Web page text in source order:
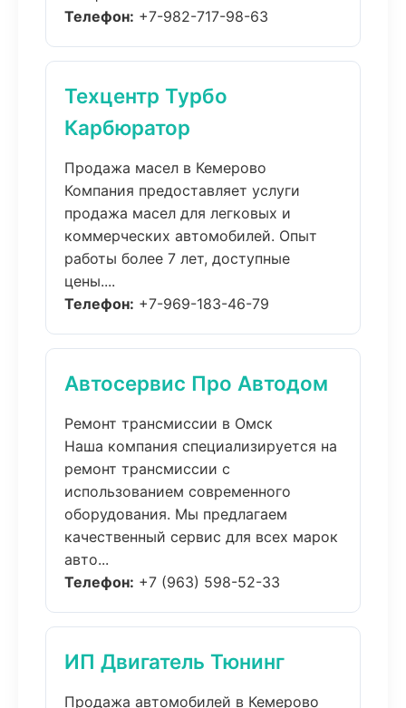
Телефон: +7-982-717-98-63
Техцентр Турбо
Карбюратор
Продажа масел в Кемерово
Компания предоставляет услуги
продажа масел для легковых и
коммерческих автомобилей. Опыт
работы более 7 лет, доступные
цены....
Телефон: +7-969-183-46-79
Автосервис Про Автодом
Ремонт трансмиссии в Омск
Наша компания специализируется на
ремонт трансмиссии с
использованием современного
оборудования. Мы предлагаем
качественный сервис для всех марок
авто...
Телефон: +7 (963) 598-52-33
ИП Двигатель Тюнинг
Продажа автомобилей в Кемерово